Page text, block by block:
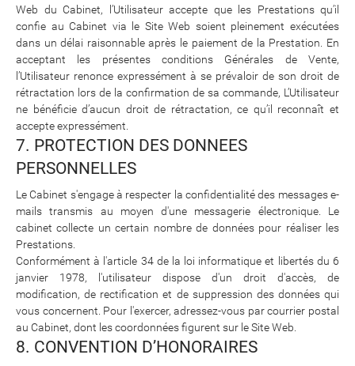
Web du Cabinet, l’Utilisateur accepte que les Prestations qu’il
confie au Cabinet via le Site Web soient pleinement exécutées
dans un délai raisonnable après le paiement de la Prestation. En
acceptant les présentes conditions Générales de Vente,
l’Utilisateur renonce expressément à se prévaloir de son droit de
rétractation lors de la confirmation de sa commande, L’Utilisateur
ne bénéficie d’aucun droit de rétractation, ce qu’il reconnaît et
accepte expressément.
7. PROTECTION DES DONNEES
PERSONNELLES
Le Cabinet s'engage à respecter la confidentialité des messages e-
mails transmis au moyen d'une messagerie électronique. Le
cabinet collecte un certain nombre de données pour réaliser les
Prestations.
Conformément à l'article 34 de la loi informatique et libertés du 6
janvier 1978, l'utilisateur dispose d'un droit d'accès, de
modification, de rectification et de suppression des données qui
vous concernent. Pour l'exercer, adressez-vous par courrier postal
au Cabinet, dont les coordonnées figurent sur le Site Web.
8. CONVENTION D’HONORAIRES